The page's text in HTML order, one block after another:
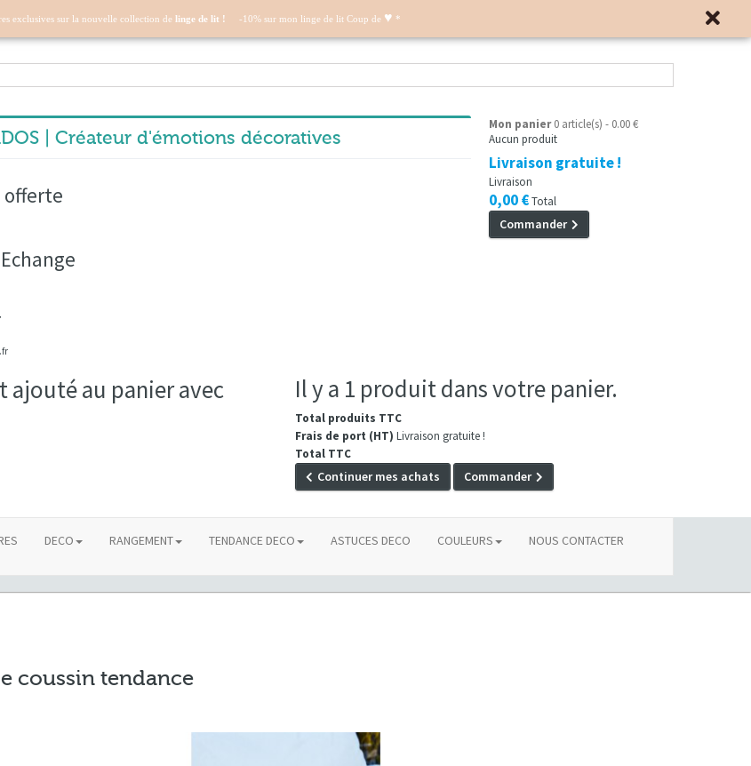
| Créateur d'émotions décoratives
offerte
Mon panier 0 article(s) - 0.00 €
Aucun produit
Livraison gratuite !
Livraison
0,00 €Total
Commander
ajouté au panier avec
Il y a 1 produit dans votre panier.
Total produits TTC
Frais de port (HT) Livraison gratuite !
Total TTC
Continuer mes achats Commander
DECO RANGEMENT TENDANCE DECO ASTUCES DECO COULEURS NOUS CONTACTER
coussin tendance
exclusives sur la nouvelle collection de linge de lit ! -10% sur mon linge de lit Coup de ♥ *